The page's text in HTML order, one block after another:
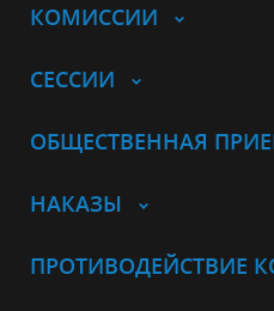
КОМИССИИ
СЕССИИ
ОБЩЕСТВЕННАЯ
НАКАЗЫ
ПРОТИВОДЕЙСТВИЕ